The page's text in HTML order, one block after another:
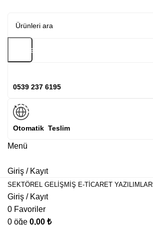
Arama
0539 237 6195
Otomatik Teslim
Menü
Giriş / Kayıt
SEKTÖREL GELIŞMIŞ E-TICARET YAZILIMLARI
Giriş / Kayıt
0 Favoriler
0 öğe 0,00 ₺